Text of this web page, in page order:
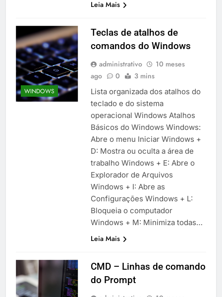
Leia Mais
WINDOWS
Teclas de atalhos de
comandos do Windows
administrativo
10 meses
ago
0 3 mins
Lista organizada dos atalhos do
teclado e do sistema
operacional Windows Atalhos
Básicos do Windows Windows:
Abre o menu Iniciar Windows +
D: Mostra ou oculta a área de
trabalho Windows + E: Abre o
Explorador de Arquivos
Windows + I: Abre as
Configurações Windows + L:
Bloqueia o computador
Windows + M: Minimiza todas…
Leia Mais
CMD – Linhas de comando
do Prompt